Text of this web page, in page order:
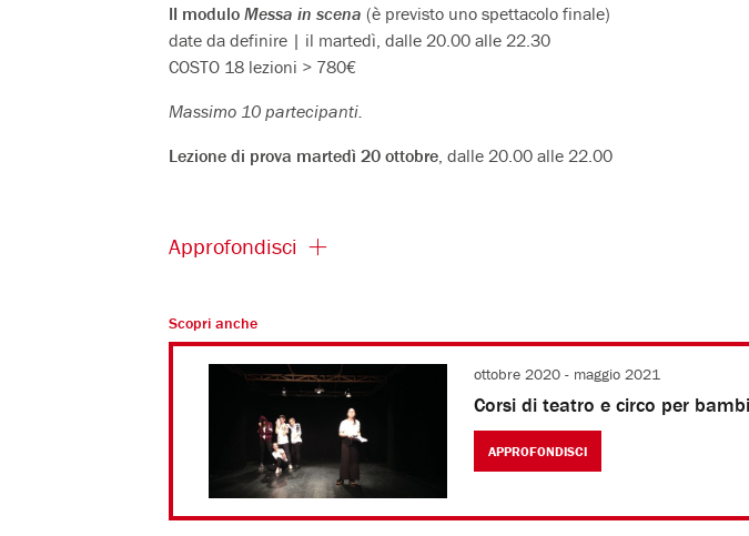
II modulo Messa in scena (è previsto uno spettacolo finale)
date da definire | il martedì, dalle 20.00 alle 22.30
COSTO 18 lezioni > 780€
Massimo 10 partecipanti.
Lezione di prova martedì 20 ottobre , dalle 20.00 alle 22.00
Approfondisci
Scopri anche
ottobre 2020 - maggio 2021
Corsi di teatro e circo per
APPROFONDISCI